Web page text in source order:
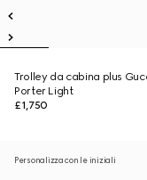
Trolley da cabina plus
Porter Light
£1,750
Personalizza con le iniziali